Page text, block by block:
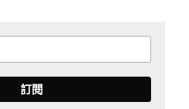
訂閱